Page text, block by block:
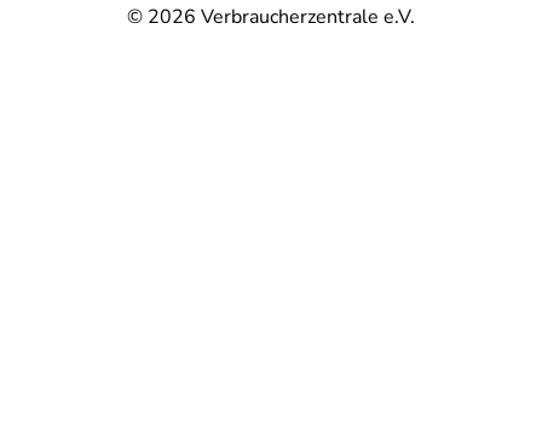
© 2026 Verbraucherzentrale e.V.